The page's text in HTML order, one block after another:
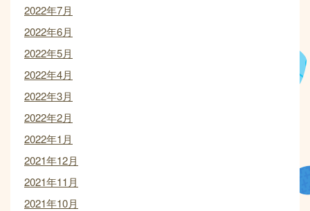
2022年7月
2022年6月
2022年5月
2022年4月
2022年3月
2022年2月
2022年1月
2021年12月
2021年11月
2021年10月